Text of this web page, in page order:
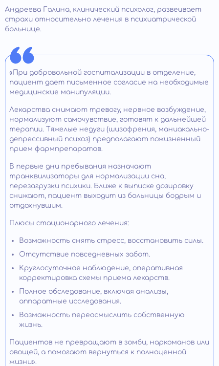
Андреева Галина, клинический психолог, развеивает
страхи относительно лечения в психиатрической
больнице.
«При добровольной госпитализации в отделение,
пациент дает письменное согласие на необходимые
медицинские манипуляции.
Лекарства снимают тревогу, нервное возбуждение,
нормализуют самочувствие, готовят к дальнейшей
терапии. Тяжелые недуги (шизофрения, маниакально-
депрессивный психоз) предполагают пожизненный
прием фармпрепаратов.
В первые дни пребывания назначают
транквилизаторы для нормализации сна,
перезагрузки психики. Ближе к выписке дозировку
снижают, пациент выходит из больницы бодрым и
отдохнувшим.
Плюсы стационарного лечения:
Возможность снять стресс, восстановить силы.
Отсутствие повседневных забот.
Круглосуточное наблюдение, оперативная
корректировка схемы приема лекарств.
Полное обследование, включая анализы,
аппаратные исследования.
Возможность переосмыслить собственную
жизнь.
Пациентов не превращают в зомби, наркоманов или
овощей, а помогают вернуться к полноценной
жизни».